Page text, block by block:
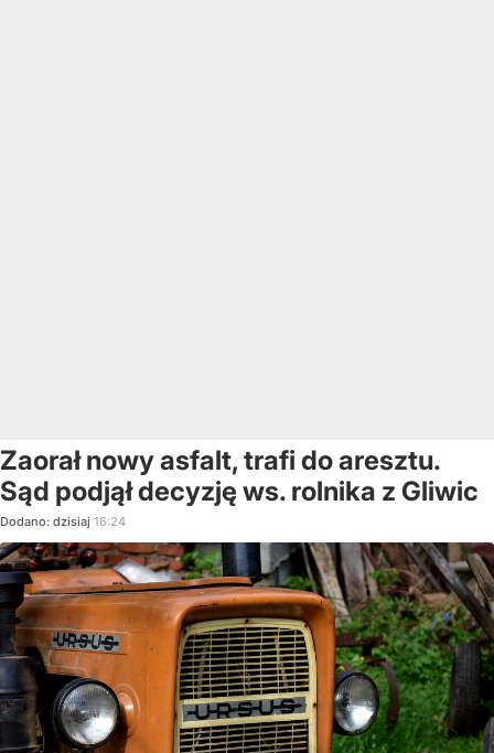
Zaorał nowy asfalt, trafi do aresztu.
Sąd podjął decyzję ws. rolnika z Gliwic
Dodano: dzisiaj 16:24